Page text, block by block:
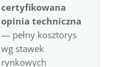
certyfikowana
opinia techniczna
— pełny kosztorys
wg stawek
rynkowych